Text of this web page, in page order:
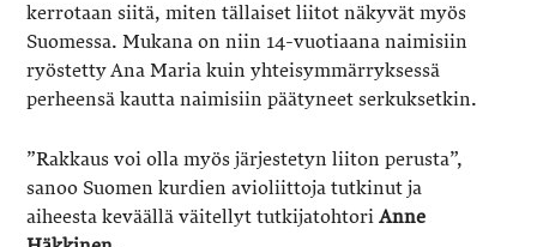
kerrotaan siitä, miten tällaiset liitot näkyvät myös
Suomessa. Mukana on niin 14-vuotiaana naimisiin
ryöstetty Ana Maria kuin yhteisymmärryksessä
perheensä kautta naimisiin päätyneet serkuksetkin.
”Rakkaus voi olla myös järjestetyn liiton perusta”,
sanoo Suomen kurdien avioliittoja tutkinut ja
aiheesta keväällä väitellyt tutkijatohtoriAnne